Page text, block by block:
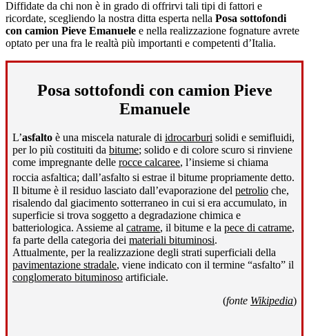
Diffidate da chi non è in grado di offrirvi tali tipi di fattori e
ricordate, scegliendo la nostra ditta esperta nella Posa sottofondi
con camion Pieve Emanuele e nella realizzazione fognature avrete
optato per una fra le realtà più importanti e competenti d’Italia.
Posa sottofondi con camion Pieve
Emanuele
L’asfalto è una miscela naturale di idrocarburi solidi e semifluidi,
per lo più costituiti da bitume; solido e di colore scuro si rinviene
come impregnante delle rocce calcaree, l’insieme si chiama
roccia asfaltica; dall’asfalto si estrae il bitume propriamente detto.
Il bitume è il residuo lasciato dall’evaporazione del petrolio che,
risalendo dal giacimento sotterraneo in cui si era accumulato, in
superficie si trova soggetto a degradazione chimica e
batteriologica. Assieme al catrame, il bitume e la pece di catrame,
fa parte della categoria dei materiali bituminosi.
Attualmente, per la realizzazione degli strati superficiali della
pavimentazione stradale, viene indicato con il termine “asfalto” il
conglomerato bituminoso artificiale.
(fonte Wikipedia)